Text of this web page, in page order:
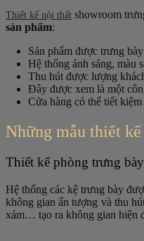
Thiết kế nội thất showroom
sản phẩm:
Sản phẩm được trưng
Hệ thống ánh sáng, màu
Thu hút được lượng
Đây được xem là một
Cửa hàng có thể tiết
Những mẫu thiết
Thiết kế phòng trưng
Hệ thống các kệ trưng bày
không gian ấn tượng và thu
xám… tạo ra không gian hiện